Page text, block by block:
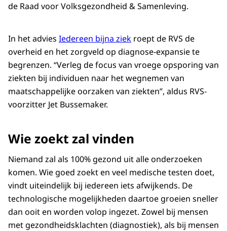
de Raad voor Volksgezondheid & Samenleving.
In het advies Iedereen bijna ziek roept de RVS de
overheid en het zorgveld op diagnose-expansie te
begrenzen. “Verleg de focus van vroege opsporing van
ziekten bij individuen naar het wegnemen van
maatschappelijke oorzaken van ziekten’’, aldus RVS-
voorzitter Jet Bussemaker.
Wie zoekt zal vinden
Niemand zal als 100% gezond uit alle onderzoeken
komen. Wie goed zoekt en veel medische testen doet,
vindt uiteindelijk bij iedereen iets afwijkends. De
technologische mogelijkheden daartoe groeien sneller
dan ooit en worden volop ingezet. Zowel bij mensen
met gezondheidsklachten (diagnostiek), als bij mensen